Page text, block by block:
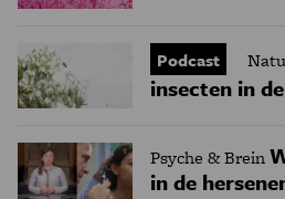
Podcast
insecten in
Psyche & Brein
in de